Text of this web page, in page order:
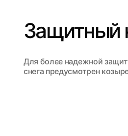
Защитный
Для более надежной
снега предусмотрен